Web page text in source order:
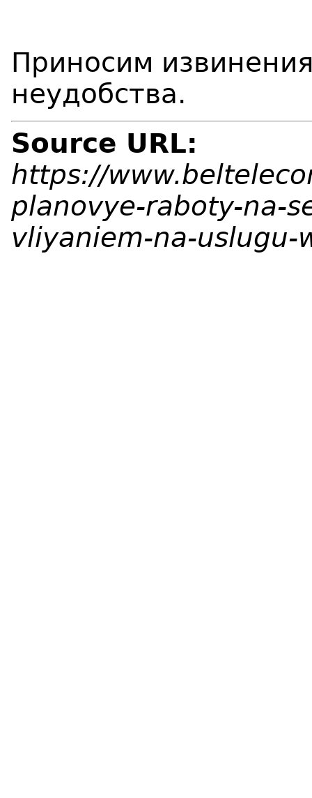
Приносим
неудобства.
Source URL:
https://
planovye-raboty-na-
vliyaniem-na-uslugu-